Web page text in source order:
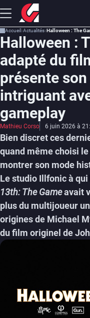
Accueil Actualités
Halloween :
adapté du
présente
intriguant
gameplay
Mathieu Corso 6 juin 2026 à
Bien discret ces
quand même choisi
montrer son mode
Le studio Illfonic à
13th: The Gameavait
plus du multijoueur
origines de Michael
du film originel de